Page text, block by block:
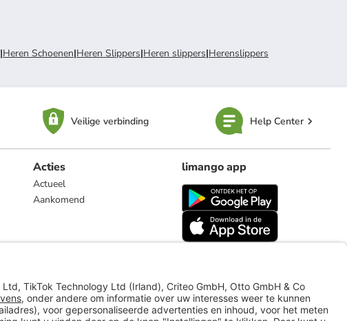
|Heren Schoenen|Heren Slippers|Heren slippers|Herenslippers
Veilige verbinding Help Center
Acties
Actueel
Aankomend
limango app